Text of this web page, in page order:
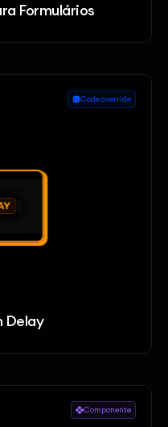
Formulários
Code override
Delay
Componente